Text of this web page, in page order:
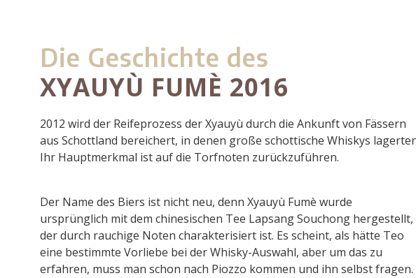
Die Geschichte des
XYAUYÙ FUMÈ 2016
2012 wird der Reifeprozess der Xyauyù durch die Ankunft von Fässern
aus Schottland bereichert, in denen große schottische Whiskys
Ihr Hauptmerkmal ist auf die Torfnoten zurückzuführen.
Der Name des Biers ist nicht neu, denn Xyauyù Fumè wurde
ursprünglich mit dem chinesischen Tee Lapsang Souchong hergestellt,
der durch rauchige Noten charakterisiert ist. Es scheint, als hätte Teo
eine bestimmte Vorliebe bei der Whisky-Auswahl, aber um das zu
erfahren, muss man schon nach Piozzo kommen und ihn selbst fragen.